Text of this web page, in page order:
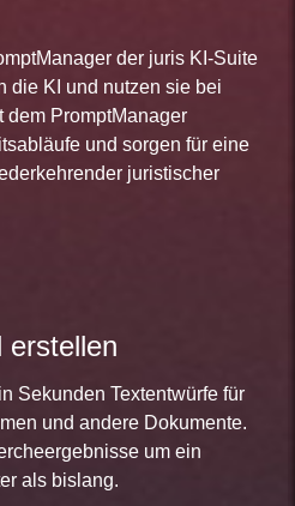
der juris KI-Suite
die KI und nutzen sie bei
dem PromptManager
und sorgen für eine
juristischer
erstellen
Sekunden Textentwürfe für
und andere Dokumente.
um ein
als bislang.